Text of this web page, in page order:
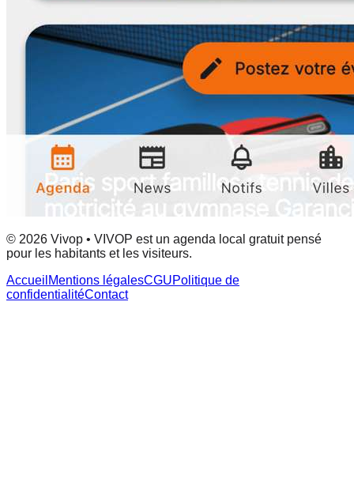
© 2026 Vivop • VIVOP est un agenda local gratuit pensé
pour les habitants et les visiteurs.
Accueil Mentions légalesCGUPolitique de
confidentialitéContact